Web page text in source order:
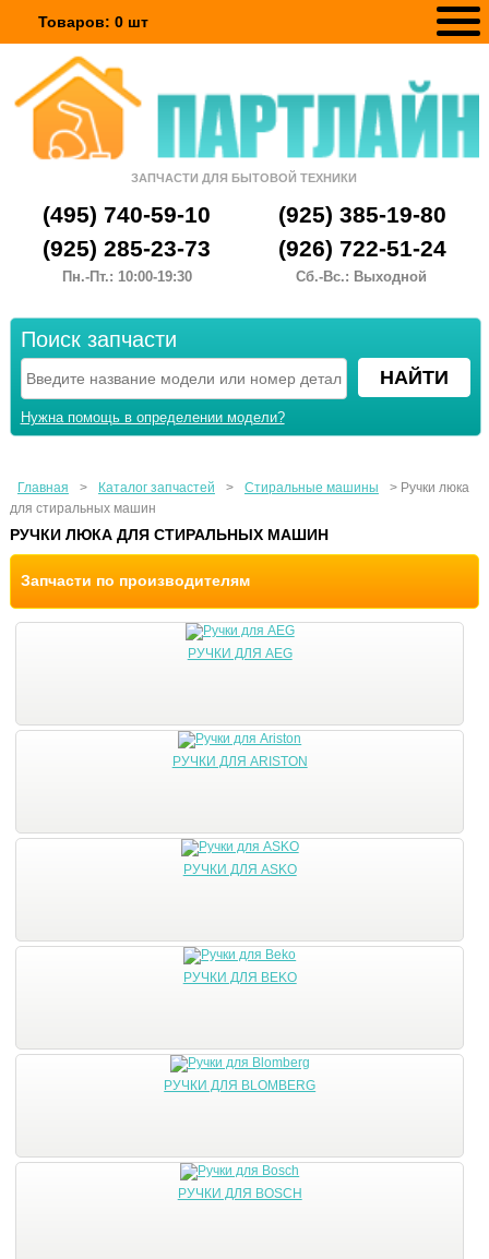
Товаров: 0 шт
ЗАПЧАСТИ ДЛЯ БЫТОВОЙ ТЕХНИКИ
(495) 740-59-10
(925) 385-19-80
(925) 285-23-73
(926) 722-51-24
Пн.-Пт.: 10:00-19:30 Сб.-Вс.: Выходной
Поиск запчасти
Нужна помощь в определении модели?
Главная > Каталог запчастей > Стиральные машины > Ручки люка
для стиральных машин
РУЧКИ ЛЮКА ДЛЯ СТИРАЛЬНЫХ МАШИН
Запчасти по производителям
РУЧКИ ДЛЯ AEG
РУЧКИ ДЛЯ ARISTON
РУЧКИ ДЛЯ ASKO
РУЧКИ ДЛЯ BEKO
РУЧКИ ДЛЯ BLOMBERG
РУЧКИ ДЛЯ BOSCH